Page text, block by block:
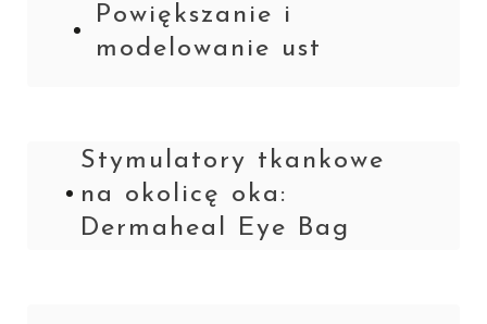
Powiększanie i
modelowanie ust
Stymulatory tkankowe
na okolicę oka:
Dermaheal Eye Bag